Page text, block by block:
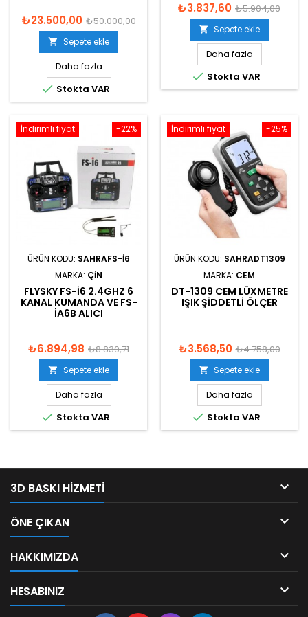
₺23.500,00 ₺50.000,00
 Sepete ekle
Daha fazla
 Stokta VAR
₺3.837,60 ₺5.904,00
 Sepete ekle
Daha fazla
 Stokta VAR
-22%
İndirimli fiyat
ÜRÜN KODU: SAHRAFS-I6
MARKA: ÇIN
FLYSKY FS-I6 2.4GHZ 6
KANAL KUMANDA VE FS-
IA6B ALICI
₺6.894,98 ₺8.839,71
 Sepete ekle
Daha fazla
 Stokta VAR
-25%
İndirimli fiyat
ÜRÜN KODU: SAHRADT1309
MARKA: CEM
DT-1309 CEM LÜXMETRE
IŞIK ŞIDDETLI ÖLÇER
₺3.568,50 ₺4.758,00
 Sepete ekle
Daha fazla
 Stokta VAR
3D BASKI HIZMETI 
ÖNE ÇIKAN 
HAKKIMIZDA 
HESABINIZ 